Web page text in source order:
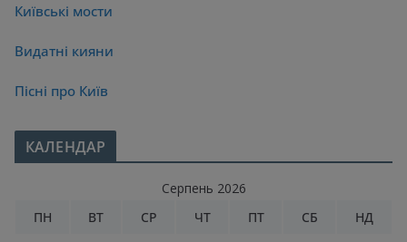
Київські мости
Видатні кияни
Пісні про Київ
КАЛЕНДАР
Серпень 2026
ПН
ВТ СР ЧТ ПТ СБ НД